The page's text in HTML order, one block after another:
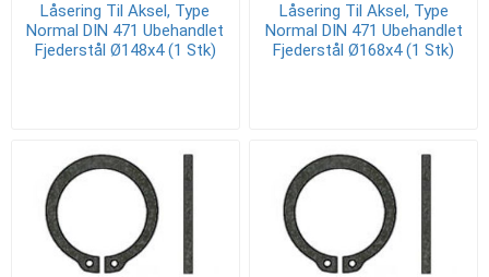
Låsering Til Aksel, Type
Normal DIN 471 Ubehandlet
Fjederstål Ø148x4 (1 Stk)
Låsering Til Aksel, Type
Normal DIN 471 Ubehandlet
Fjederstål Ø168x4 (1 Stk)